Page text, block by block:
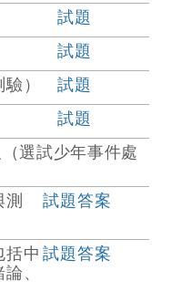
試題
試題
）
試題
試題
選試少年事件處
試題答案
括中
、
試題答案